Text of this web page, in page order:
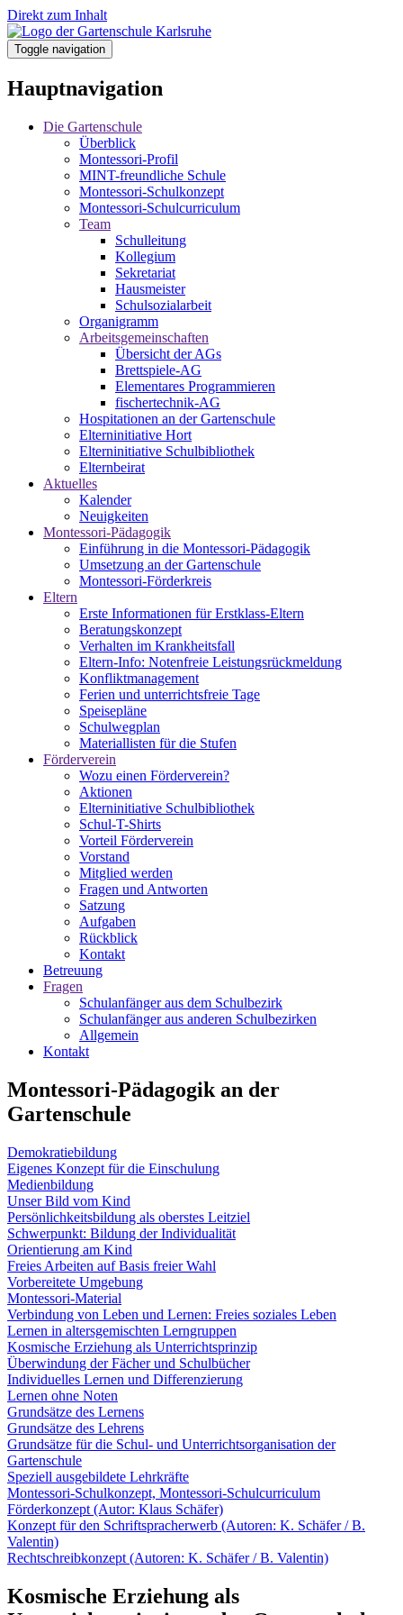
Direkt zum Inhalt
Toggle navigation
Hauptnavigation
Die Gartenschule
Überblick
Montessori-Profil
MINT-freundliche Schule
Montessori-Schulkonzept
Montessori-Schulcurriculum
Team
Schulleitung
Kollegium
Sekretariat
Hausmeister
Schulsozialarbeit
Organigramm
Arbeitsgemeinschaften
Übersicht der AGs
Brettspiele-AG
Elementares Programmieren
fischertechnik-AG
Hospitationen an der Gartenschule
Elterninitiative Hort
Elterninitiative Schulbibliothek
Elternbeirat
Aktuelles
Kalender
Neuigkeiten
Montessori-Pädagogik
Einführung in die Montessori-Pädagogik
Umsetzung an der Gartenschule
Montessori-Förderkreis
Eltern
Erste Informationen für Erstklass-Eltern
Beratungskonzept
Verhalten im Krankheitsfall
Eltern-Info: Notenfreie Leistungsrückmeldung
Konfliktmanagement
Ferien und unterrichtsfreie Tage
Speisepläne
Schulwegplan
Materiallisten für die Stufen
Förderverein
Wozu einen Förderverein?
Aktionen
Elterninitiative Schulbibliothek
Schul-T-Shirts
Vorteil Förderverein
Vorstand
Mitglied werden
Fragen und Antworten
Satzung
Aufgaben
Rückblick
Kontakt
Betreuung
Fragen
Schulanfänger aus dem Schulbezirk
Schulanfänger aus anderen Schulbezirken
Allgemein
Kontakt
Montessori-Pädagogik an der
Gartenschule
Demokratiebildung
Eigenes Konzept für die Einschulung
Medienbildung
Unser Bild vom Kind
Persönlichkeitsbildung als oberstes Leitziel
Schwerpunkt: Bildung der Individualität
Orientierung am Kind
Freies Arbeiten auf Basis freier Wahl
Vorbereitete Umgebung
Montessori-Material
Verbindung von Leben und Lernen: Freies soziales Leben
Lernen in altersgemischten Lerngruppen
Kosmische Erziehung als Unterrichtsprinzip
Überwindung der Fächer und Schulbücher
Individuelles Lernen und Differenzierung
Lernen ohne Noten
Grundsätze des Lernens
Grundsätze des Lehrens
Grundsätze für die Schul- und Unterrichtsorganisation der
Gartenschule
Speziell ausgebildete Lehrkräfte
Montessori-Schulkonzept, Montessori-Schulcurriculum
Förderkonzept (Autor: Klaus Schäfer)
Konzept für den Schriftspracherwerb (Autoren: K. Schäfer / B.
Valentin)
Rechtschreibkonzept (Autoren: K. Schäfer / B. Valentin)
Kosmische Erziehung als